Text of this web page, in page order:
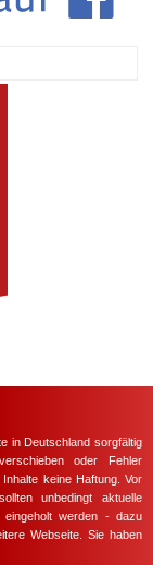
in Deutschland sorgfältig
oder Fehler
keine Haftung. Vor
unbedingt aktuelle
eingeholt werden - dazu
Webseite. Sie haben